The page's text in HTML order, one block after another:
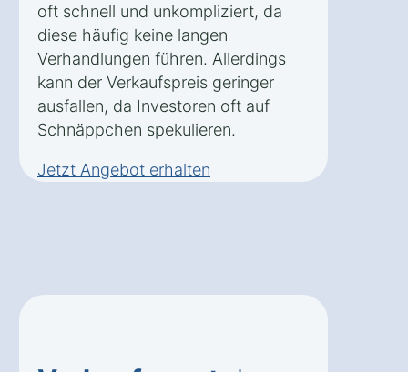
oft schnell und unkompliziert, da
diese häufig keine langen
Verhandlungen führen. Allerdings
kann der Verkaufspreis geringer
ausfallen, da Investoren oft auf
Schnäppchen spekulieren.
Jetzt Angebot erhalten